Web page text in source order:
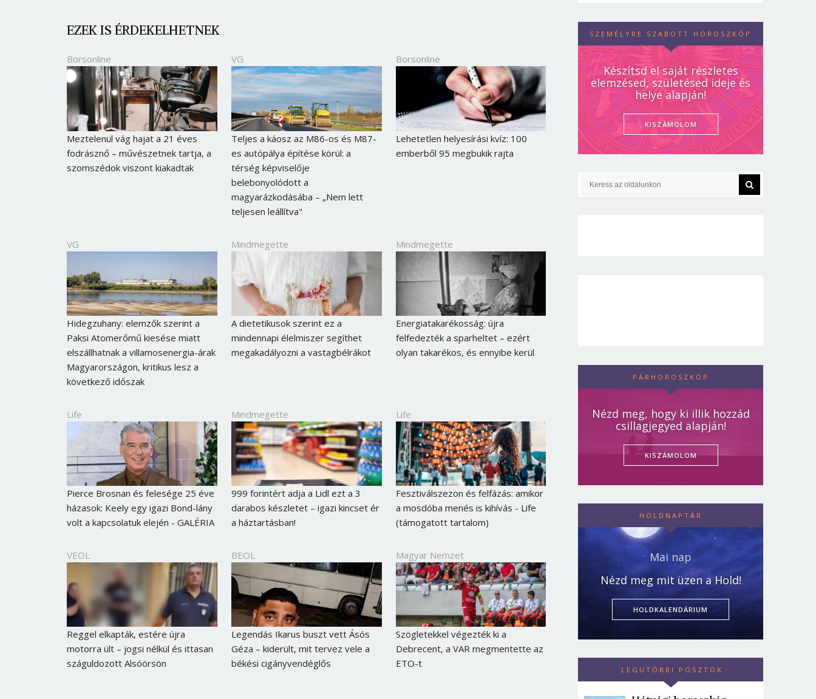
EZEK IS ÉRDEKELHETNEK
Borsonline
Meztelenül vág hajat a 21 éves
fodrásznő – művészetnek tartja, a
szomszédok viszont kiakadtak
VG
Teljes a káosz az M86-os és M87-
es autópálya építése körül: a
térség képviselője
belebonyolódott a
magyarázkodásába – „Nem lett
teljesen leállítva"
Borsonline
Lehetetlen helyesírási kvíz: 100
emberből 95 megbukik rajta
VG
Hidegzuhany: elemzők szerint a
Paksi Atomerőmű kiesése miatt
elszállhatnak a villamosenergia-árak
Magyarországon, kritikus lesz a
következő időszak
Mindmegette
A dietetikusok szerint ez a
mindennapi élelmiszer segíthet
megakadályozni a vastagbélrákot
Mindmegette
Energiatakarékosság: újra
felfedezték a sparheltet – ezért
olyan takarékos, és ennyibe kerül
Life
Pierce Brosnan és felesége 25 éve
házasok: Keely egy igazi Bond-lány
volt a kapcsolatuk elején - GALÉRIA
Mindmegette
999 forintért adja a Lidl ezt a 3
darabos készletet – igazi kincset ér
a háztartásban!
Life
Fesztiválszezon és felfázás: amikor
a mosdóba menés is kihívás - Life
(támogatott tartalom)
VEOL
Reggel elkapták, estére újra
motorra ült – jogsi nélkül és ittasan
száguldozott Alsóörsön
BEOL
Legendás Ikarus buszt vett Ásós
Géza – kiderült, mit tervez vele a
békési cigányvendéglős
Magyar Nemzet
Szögletekkel végezték ki a
Debrecent, a VAR megmentette az
ETO-t
SZEMÉLYRE SZABOTT HOROSZKÓP
Készítsd el saját részletes
elemzésed, születésed ideje és
helye alapján!
KISZÁMOLOM
PÁRHOROSZKÓP
Nézd meg, hogy ki illik hozzád
csillagjegyed alapján!
KISZÁMOLOM
HOLDNAPTÁR
Mai nap
Nézd meg mit üzen a Hold!
HOLDKALENDÁRIUM
LEGUTÓBBI POSZTOK